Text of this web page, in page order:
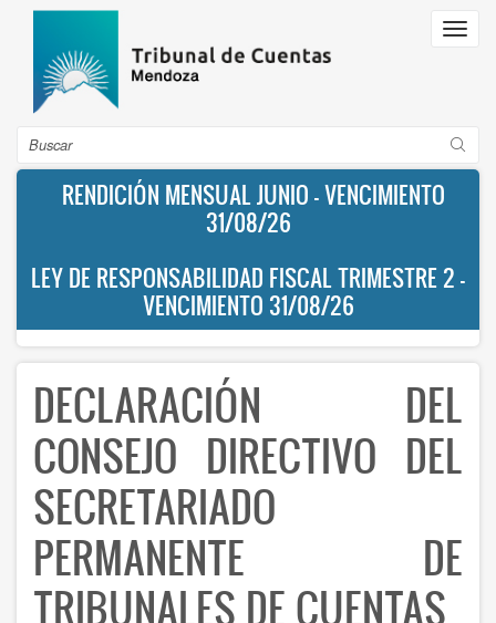
Pasar
contenido
principal
Buscar
RENDICIÓN MENSUAL JUNIO - VENCIMIENTO
31/08/26
LEY DE RESPONSABILIDAD FISCAL TRIMESTRE 2 -
VENCIMIENTO 31/08/26
DECLARACIÓN DEL
CONSEJO DIRECTIVO DEL
SECRETARIADO
PERMANENTE DE
TRIBUNALES DE CUENTAS